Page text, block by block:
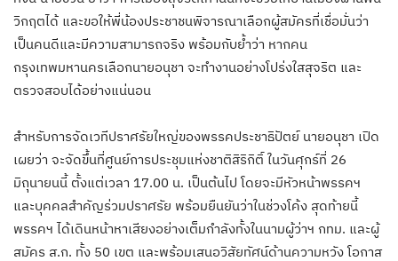
วิกฤตได้ และขอให้พี่น้องประชาชนพิจารณาเลือกผู้สมัครที่เชื่อมั่นว่า
เป็นคนดีและมีความสามารถจริง พร้อมกับย้ำว่า หากคน
กรุงเทพมหานครเลือกนายอนุชา จะทำงานอย่างโปร่งใสสุจริต และ
ตรวจสอบได้อย่างแน่นอน
สำหรับการจัดเวทีปราศรัยใหญ่ของพรรคประชาธิปัตย์ นายอนุชา เปิด
เผยว่า จะจัดขึ้นที่ศูนย์การประชุมแห่งชาติสิริกิติ์ ในวันศุกร์ที่ 26
มิถุนายนนี้ ตั้งแต่เวลา 17.00 น. เป็นต้นไป โดยจะมีหัวหน้าพรรคฯ
และบุคคลสำคัญร่วมปราศรัย พร้อมยืนยันว่าในช่วงโค้ง สุดท้ายนี้
พรรคฯ ได้เดินหน้าหาเสียงอย่างเต็มกำลังทั้งในนามผู้ว่าฯ กทม. และผู้
สมัคร ส.ก. ทั้ง 50 เขต และพร้อมเสนอวิสัยทัศน์ด้านความหวัง โอกาส